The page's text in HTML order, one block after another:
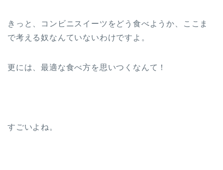
きっと、コンビニスイーツをどう食べようか、ここま
で考える奴なんていないわけですよ。
更には、最適な食べ方を思いつくなんて！
すごいよね。